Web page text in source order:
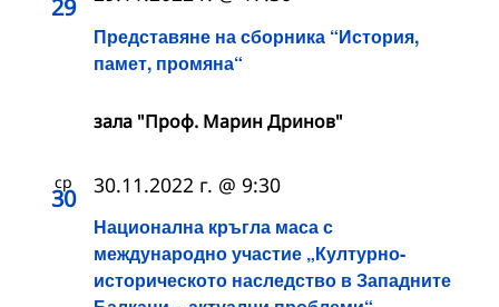
29
Представяне на сборника “История,
памет, промяна“
зала "Проф. Марин Дринов"
ср
30
Национална кръгла маса с
международно участие „Културно-
историческото наследство в Западните
30.11.2022 г. @ 9:30